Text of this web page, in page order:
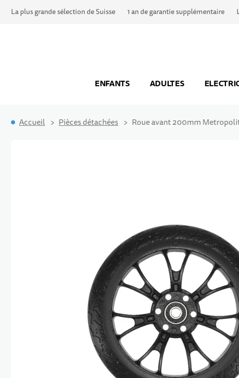
La plus grande sélection de Suisse 1 an de garantie supplémentaire
ENFANTS ADULTES
Accueil Pièces détachées Roue avant 200mm